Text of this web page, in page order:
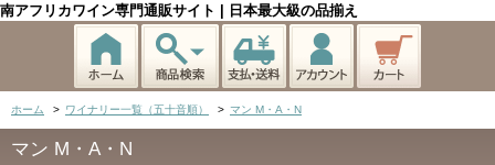
南アフリカワイン専門通販サイト | 日本最大級の品揃え
ホーム > ワイナリー一覧（五十音順） > マン M・A・N
マン M・A・N